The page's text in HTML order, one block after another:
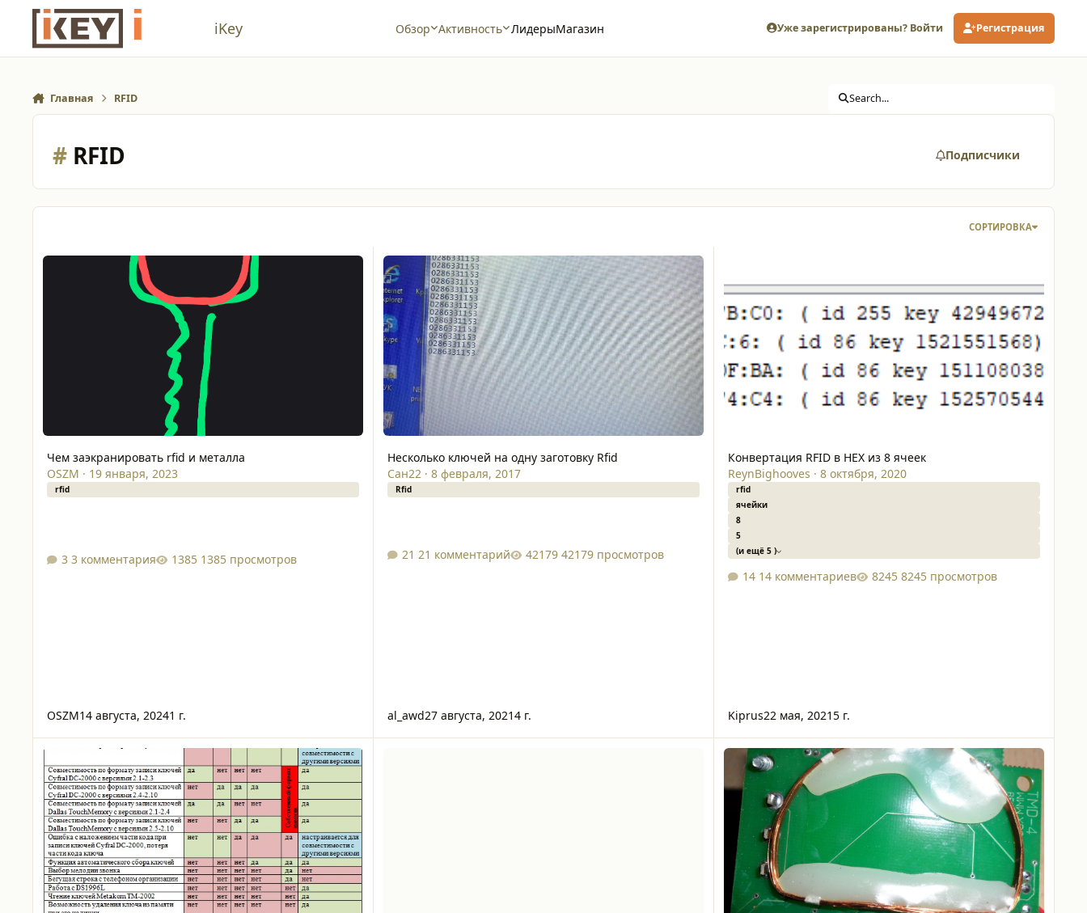
Перейти к содержанию
iKey Обзор Активность ЛидерыМагазин Уже зарегистрированы? Войти Регистрация
Главная RFID Search...
#RFID Подписчики
СОРТИРОВКА
Чем заэкранировать rfid и металла
Чем заэкранировать rfid и металла
OSZM · 19 января, 2023
rfid
3 комментария 1385 просмотров
OSZM14 августа, 20241 г.
Несколько ключей на одну заготовку Rfid
Несколько ключей на одну заготовку Rfid
Сан22· 8 февраля, 2017
Rfid
21 комментарий 42179 просмотров
al_awd27 августа, 20214 г.
Конвертация RFID в HEX из 8 ячеек
ReynBighooves · 8 октября, 2020
rfid
ячейки
8
5
(и ещё 5 )
14 комментариев 8245 просмотров
Kiprus22 мая, 20215 г.
Альтернативная прошивка Cyfral CCD-2094.1 (М, И), CCD-20, CCD-40
Антенна на TMD 4